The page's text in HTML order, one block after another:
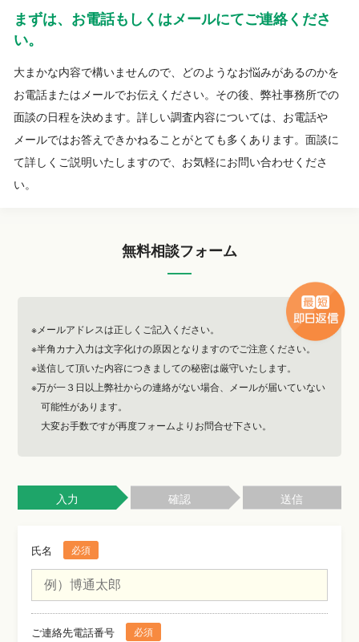
まずは、お電話もしくはメールにてご連絡くださ
い。
大まかな内容で構いませんので、どのようなお悩みがあるのかを
お電話またはメールでお伝えください。その後、弊社事務所での
面談の日程を決めます。詳しい調査内容については、お電話や
メールではお答えできかねることがとても多くあります。面談に
て詳しくご説明いたしますので、お気軽にお問い合わせくださ
い。
ベテラン相談員がお悩みをお伺いします。
抱えているお悩みについてや、パートナーの行動などを詳しくお
伺いします。面談は個室で行い、他のご依頼者様の方と遭遇する
ことがないよう日程を調整しておりますので、ご安心ください。
お伺いしたお悩みからベテラン相談員が思案し、あなたに一番適
している調査方法を、丁寧にご説明します。調査方法にご理解い
ただきましたら、その内容で調査をした場合のお見積もりいたし
ます。
お見積もりにご納得いただきましたら、契約を交わ
博通では、ご契約を締結するにあたり、３種類の書類を交わしま
す。１つ目は、弊社に対してあなたがご依頼する調査及び調査結
果を取り扱うにあたり、法令違反を犯さないことを誓っていただ
く誓約書。２つ目は、お見積もりした金額やご契約後の取り決め
を謳う重要事項説明書。そして３つ目は、調査の内容や種類、ご
契約日時やご契約金額、報告書をお渡しする方法等を記載した調
調査が完了しましたら、調査報告書を作成し、報告
調査完了後、報告書が出来上がるまでに少々お時間をいただきま
すので、調査終了時点で調査の追加をご依頼される場合は、相談
員にご相談ください。博通では、あなたのご希望に沿う形で調査
報告書をお渡しします。また、報告書は、事案一件につき一部の
作成となっておりますので、紛失や破損などにはご留意ください
ませ。
無料相談フォーム
※メールアドレスは正しくご記入ください。
※半角カナ入力は文字化けの原因となりますのでご注意ください。
※送信して頂いた内容につきましての秘密は厳守いたします。
※万が一３日以上弊社からの連絡がない場合、メールが届いていない
可能性があります。
大変お手数ですが再度フォームよりお問合せ下さい。
入力 確認 送信
氏名 必須
ご連絡先電話番号 必須